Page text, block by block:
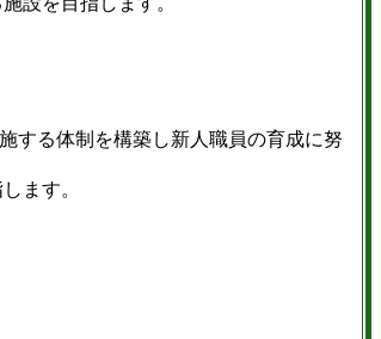
する体制を構築し新人職員の育成に努
ます。